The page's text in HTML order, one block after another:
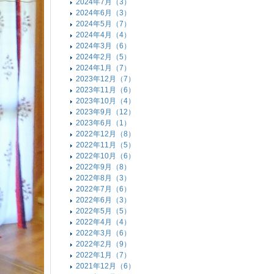
2024年7月（3）
2024年6月（3）
2024年5月（7）
2024年4月（4）
2024年3月（6）
2024年2月（5）
2024年1月（7）
2023年12月（7）
2023年11月（6）
2023年10月（4）
2023年9月（12）
2023年6月（1）
2022年12月（8）
2022年11月（5）
2022年10月（6）
2022年9月（8）
2022年8月（3）
2022年7月（6）
2022年6月（3）
2022年5月（5）
2022年4月（4）
2022年3月（6）
2022年2月（9）
2022年1月（7）
2021年12月（6）